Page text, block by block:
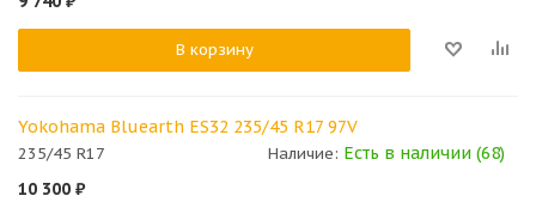
В корзину
Yokohama Bluearth ES32 235/45 R17 97V
235/45 R17 Наличие: Есть в наличии (68)
10 300 ₽